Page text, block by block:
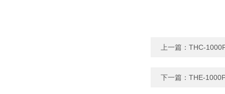
上一篇： THC-
下一篇： THE-